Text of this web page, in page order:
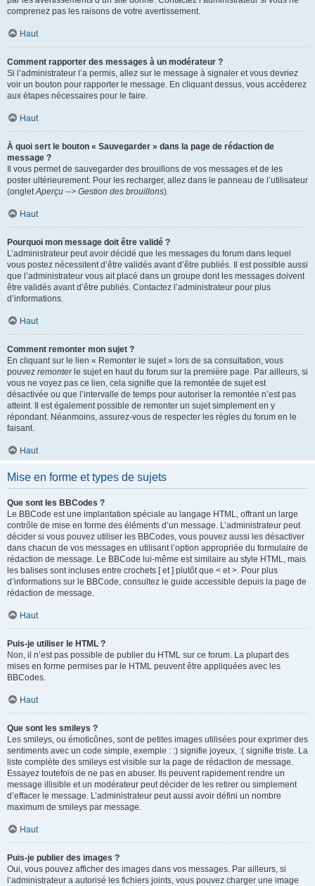
comprenez pas les raisons de votre avertissement.
Haut
Comment rapporter des messages à un modérateur ?
Si l’administrateur l’a permis, allez sur le message à signaler et vous devriez
voir un bouton pour rapporter le message. En cliquant dessus, vous accéderez
aux étapes nécessaires pour le faire.
Haut
À quoi sert le bouton « Sauvegarder » dans la page de rédaction de
message ?
Il vous permet de sauvegarder des brouillons de vos messages et de les
poster ultérieurement. Pour les recharger, allez dans le panneau de l’utilisateur
(ongletAperçu --> Gestion des brouillons).
Haut
Pourquoi mon message doit être validé ?
L’administrateur peut avoir décidé que les messages du forum dans lequel
vous postez nécessitent d’être validés avant d’être publiés. Il est possible aussi
que l’administrateur vous ait placé dans un groupe dont les messages doivent
être validés avant d’être publiés. Contactez l’administrateur pour plus
d’informations.
Haut
Comment remonter mon sujet ?
En cliquant sur le lien « Remonter le sujet » lors de sa consultation, vous
pouvez remonterle sujet en haut du forum sur la première page. Par ailleurs, si
vous ne voyez pas ce lien, cela signifie que la remontée de sujet est
désactivée ou que l’intervalle de temps pour autoriser la remontée n’est pas
atteint. Il est également possible de remonter un sujet simplement en y
répondant. Néanmoins, assurez-vous de respecter les règles du forum en le
faisant.
Haut
Mise en forme et types de sujets
Que sont les BBCodes ?
Le BBCode est une implantation spéciale au langage HTML, offrant un large
contrôle de mise en forme des éléments d’un message. L’administrateur peut
décider si vous pouvez utiliser les BBCodes, vous pouvez aussi les désactiver
dans chacun de vos messages en utilisant l’option appropriée du formulaire de
rédaction de message. Le BBCode lui-même est similaire au style HTML, mais
les balises sont incluses entre crochets [ et ] plutôt que < et >. Pour plus
d’informations sur le BBCode, consultez le guide accessible depuis la page de
rédaction de message.
Haut
Puis-je utiliser le HTML ?
Non, il n’est pas possible de publier du HTML sur ce forum. La plupart des
mises en forme permises par le HTML peuvent être appliquées avec les
BBCodes.
Haut
Que sont les smileys ?
Les smileys, ou émoticônes, sont de petites images utilisées pour exprimer des
sentiments avec un code simple, exemple : :) signifie joyeux, :( signifie triste. La
liste complète des smileys est visible sur la page de rédaction de message.
Essayez toutefois de ne pas en abuser. Ils peuvent rapidement rendre un
message illisible et un modérateur peut décider de les retirer ou simplement
d’effacer le message. L’administrateur peut aussi avoir défini un nombre
maximum de smileys par message.
Haut
Puis-je publier des images ?
Oui, vous pouvez afficher des images dans vos messages. Par ailleurs, si
l’administrateur a autorisé les fichiers joints, vous pouvez charger une image